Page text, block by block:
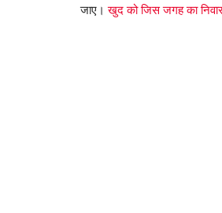
जाए। खुद को जिस जगह का